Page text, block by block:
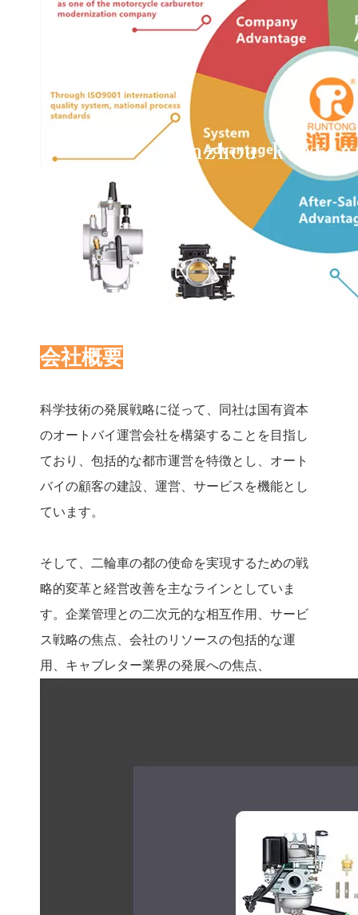
会社概要
科学技術の発展戦略に従って、同社は国有資本
のオートバイ運営会社を構築することを目指し
ており、包括的な都市運営を特徴とし、オート
バイの顧客の建設、運営、サービスを機能とし
ています。
そして、二輪車の都の使命を実現するための戦
略的変革と経営改善を主なラインとしていま
す。企業管理との二次元的な相互作用、サービ
ス戦略の焦点、会社のリソースの包括的な運
用、キャブレター業界の発展への焦点、